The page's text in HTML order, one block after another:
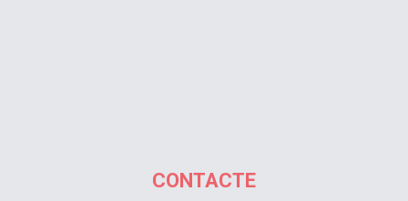
CONTACTE